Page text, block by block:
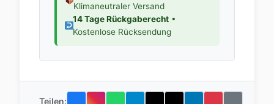
Klimaneutraler Versand
14 Tage Rückgaberecht•
Kostenlose Rücksendung
Teilen: